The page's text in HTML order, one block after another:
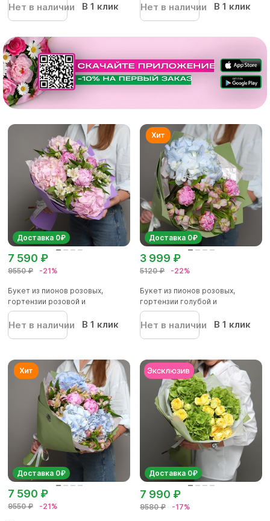
Нет в наличии В 1 клик Нет в наличии В 1 клик
Доставка 0₽
9550 ₽ -21%
7 590 ₽
Букет из пионов розовых,
гортензии розовой и
альстромер...
Нет в наличии В 1 клик
Доставка 0₽
5120 ₽ -22%
3 999 ₽
Букет из пионов розовых,
гортензии голубой и
альстромер...
Нет в наличии В 1 клик
Доставка 0₽
9550 ₽ -21%
7 590 ₽
Доставка 0₽
9580 ₽ -17%
7 990 ₽